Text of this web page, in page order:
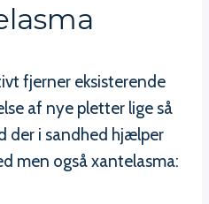
fjerner eksisterende
af nye pletter lige så
der i sandhed hjælper
men også xantelasma: